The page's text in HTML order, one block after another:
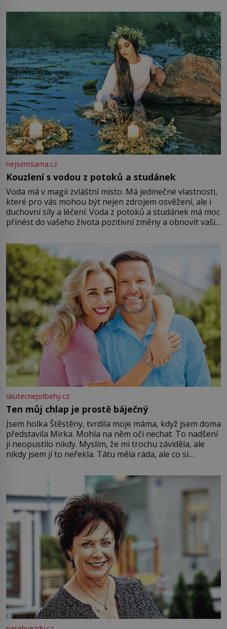
milostpaní. Stačí jenom na sukni,“ zhodnotí švadlena
množství růžového mušelínu. „Ošidili vás, podívejte.“
Vezme do ruky dřevěnou
nejsemsama.cz
Kouzlení s vodou z potoků a studánek
Voda má v magii zvláštní místo. Má jedinečné vlastnosti,
které pro vás mohou být nejen zdrojem osvěžení, ale i
duchovní síly a léčení. Voda z potoků a studánek má moc
přinést do vašeho života pozitivní změny a obnovit vaši
můžete obohatit své rituály a přinést do svého života
větší harmonii a klid. Je důležité
skutecnepribehy.cz
Ten můj chlap je prostě báječný
Jsem holka Štěstěny, tvrdila moje máma, když jsem doma
představila Mirka. Mohla na něm oči nechat. To nadšení
ji neopustilo nikdy. Myslím, že mi trochu záviděla, ale
nikdy jsem jí to neřekla. Tátu měla ráda, ale co si
Jsme spolu moc rádi Tehdy byla jiná doba, když